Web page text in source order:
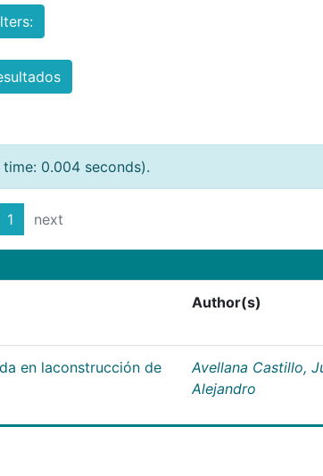
time: 0.004 seconds).
1 next
Author(s)
en laconstrucción de
Avellana Castillo,
Alejandro